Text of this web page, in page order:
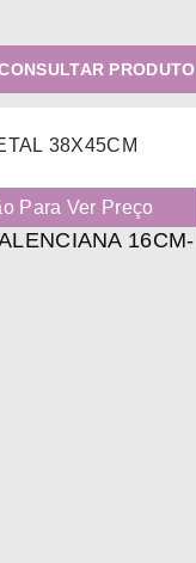
PRODUTO
38X45CM
Para Ver Preço